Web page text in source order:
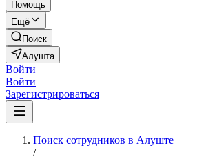
Помощь
Ещё
Поиск
Алушта
Войти
Войти
Зарегистрироваться
Поиск сотрудников в Алуште
/